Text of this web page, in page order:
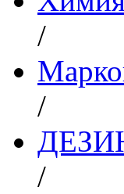
/
/
/